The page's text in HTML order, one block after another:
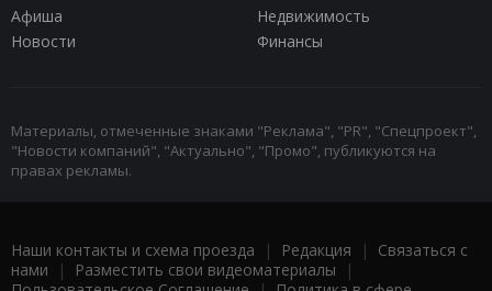
Афиша
Недвижимость
Новости
Финансы
Материалы, отмеченные знаками "Реклама", "PR", "Спецпроект",
"Новости компаний", "Актуально", "Промо", публикуются на
правах рекламы.
Наши контакты и схема проезда | Редакция | Связаться с
нами | Разместить свои видеоматериалы |